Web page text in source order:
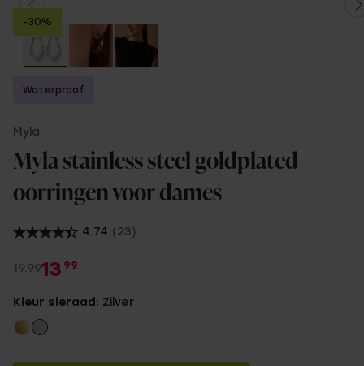
are
here:
-30%
Waterproof
Myla
Myla stainless steel goldplated
oorringen voor dames
4.74 (23)
19.9913 99
Kleur sieraad: Zilver